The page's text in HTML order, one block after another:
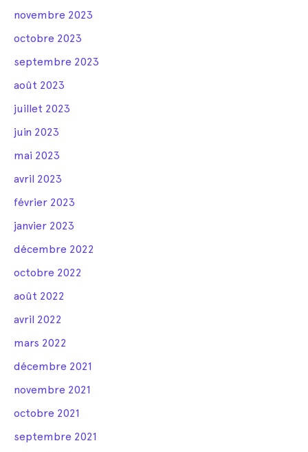
novembre 2023
octobre 2023
septembre 2023
août 2023
juillet 2023
juin 2023
mai 2023
avril 2023
février 2023
janvier 2023
décembre 2022
octobre 2022
août 2022
avril 2022
mars 2022
décembre 2021
novembre 2021
octobre 2021
septembre 2021